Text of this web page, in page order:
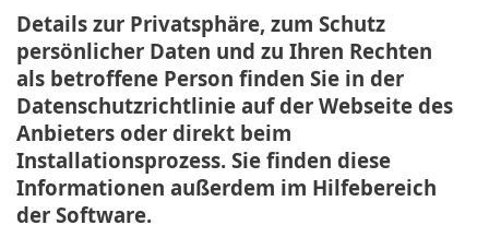
Details zur Privatsphäre, zum Schutz
persönlicher Daten und zu Ihren Rechten
als betroffene Person finden Sie in der
Datenschutzrichtlinie auf der Webseite des
Anbieters oder direkt beim
Installationsprozess. Sie finden diese
Informationen außerdem im Hilfebereich
der Software.